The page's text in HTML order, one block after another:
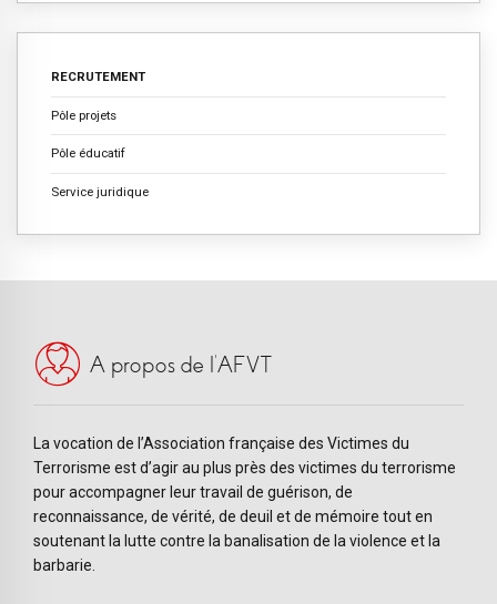
RECRUTEMENT
Pôle projets
Pôle éducatif
Service juridique
A propos de l’AFVT
La vocation de l’Association française des Victimes du
Terrorisme est d’agir au plus près des victimes du terrorisme
pour accompagner leur travail de guérison, de
reconnaissance, de vérité, de deuil et de mémoire tout en
soutenant la lutte contre la banalisation de la violence et la
barbarie.